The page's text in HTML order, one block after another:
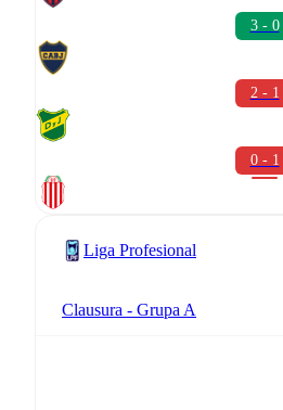
3 - 0
2 - 1
0 - 1
Liga Profesional
Clausura - Grupa A